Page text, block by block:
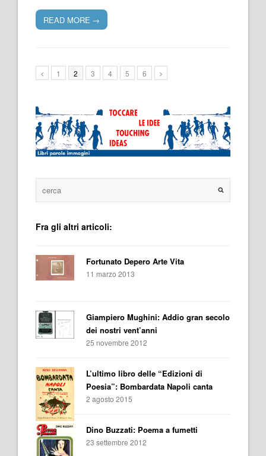
READ MORE →
1 2 3 4 5 6
Fra gli altri articoli:
Fortunato Depero Arte Vita
11 marzo 2013
Giampiero Mughini: Addio gran secolo
dei nostri vent’anni
25 novembre 2012
L’ultimo libro delle “Edizioni di
Poesia”: Bombardata Napoli canta
2 agosto 2015
Dino Buzzati: Poema a fumetti
23 settembre 2012